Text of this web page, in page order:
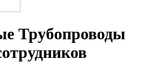
Трубопроводы